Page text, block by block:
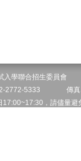
入學聯合招生委員會
02-2772-5333 傳
，請儘量